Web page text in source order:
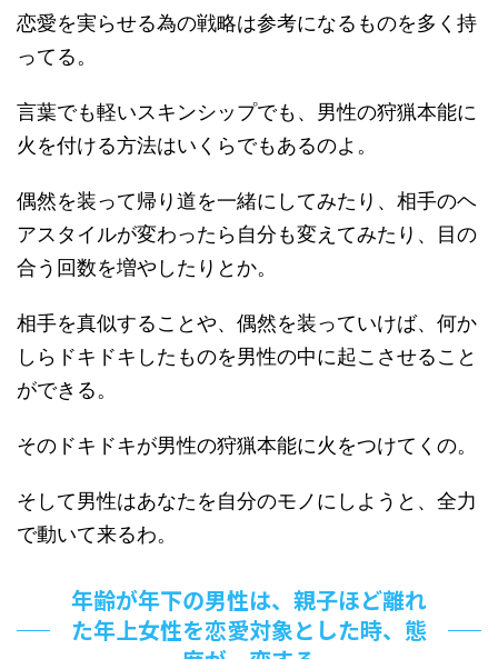
恋愛を実らせる為の戦略は参考になるものを多く持
ってる。
言葉でも軽いスキンシップでも、男性の狩猟本能に
火を付ける方法はいくらでもあるのよ。
偶然を装って帰り道を一緒にしてみたり、相手のヘ
アスタイルが変わったら自分も変えてみたり、目の
合う回数を増やしたりとか。
相手を真似することや、偶然を装っていけば、何か
しらドキドキしたものを男性の中に起こさせること
ができる。
そのドキドキが男性の狩猟本能に火をつけてくの。
そして男性はあなたを自分のモノにしようと、全力
で動いて来るわ。
年齢が年下の男性は、親子ほど離れ
た年上女性を恋愛対象とした時、態